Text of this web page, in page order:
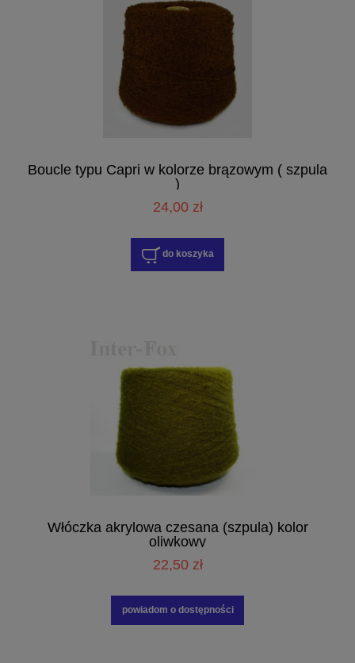
Boucle typu Capri w kolorze brązowym ( szpula
)
24,00 zł
do koszyka
Włóczka akrylowa czesana (szpula) kolor
oliwkowy
22,50 zł
powiadom o dostępności